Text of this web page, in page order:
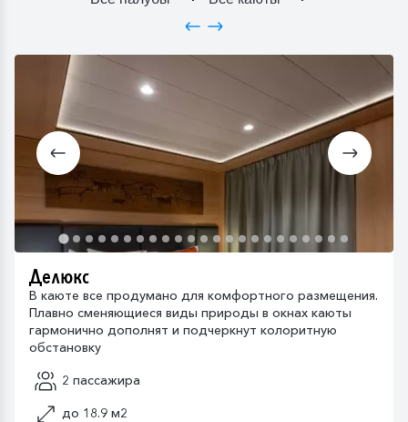
Делюкс
В каюте все продумано для комфортного размещения.
Плавно сменяющиеся виды природы в окнах каюты
гармонично дополнят и подчеркнут колоритную
обстановку
2 пассажира
до 18.9 м2